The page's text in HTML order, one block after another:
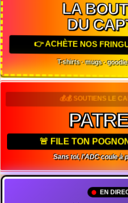
LA
DU
👉 ACHÈTE NOS
T-shirts · mugs ·
💰💰 SOUTIENS LE
🚨 FILE TON
Sans toi, l'ADC coule à
EN